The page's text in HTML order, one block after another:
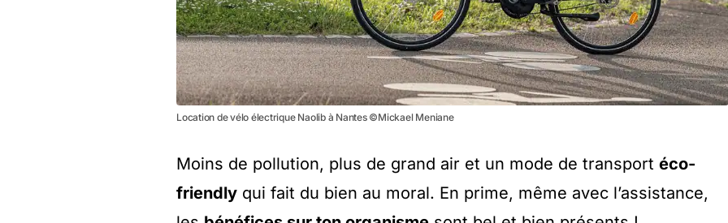
Location de vélo électrique Naolib à Nantes ©Mickael Meniane
Moins de pollution, plus de grand air et un mode de transport éco-
friendly qui fait du bien au moral. En prime, même avec l’assistance,